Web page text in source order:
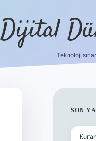
Dijital
Teknoloji
SON